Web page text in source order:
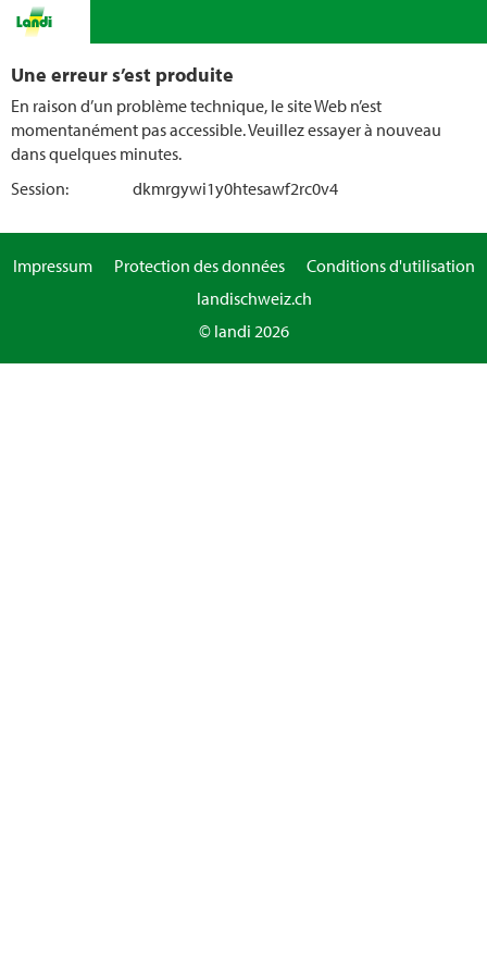
Une erreur s’est produite
En raison d’un problème technique, le site Web n’est
momentanément pas accessible. Veuillez essayer à nouveau
dans quelques minutes.
Session:
dkmrgywi1y0htesawf2rc0v4
Impressum Protection des données
Conditions d'utilisation
landischweiz.ch
© landi 2026